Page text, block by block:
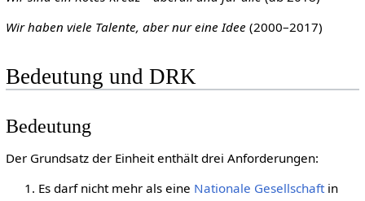
Wir haben viele Talente, aber nur eine Idee (2000–2017)
Bedeutung und DRK
Bedeutung
Der Grundsatz der Einheit enthält drei Anforderungen:
Es darf nicht mehr als eine Nationale Gesellschaftin